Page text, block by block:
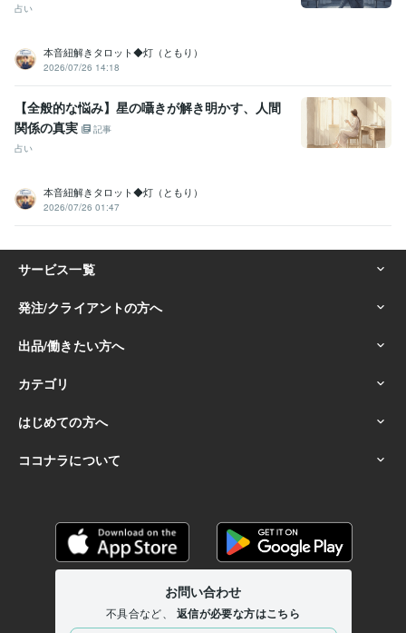
占い
本音紐解きタロット◆灯（ともり）
2026/07/26 14:18
【全般的な悩み】星の囁きが解き明かす、人間
関係の真実
記事
占い
本音紐解きタロット◆灯（ともり）
2026/07/26 01:47